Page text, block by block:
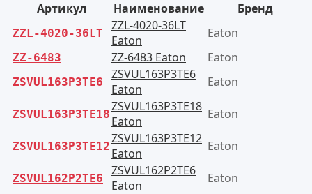
Артикул Наименование Бренд
ZZL-4020-36LT
ZZL-4020-36LT
Eaton
Eaton
ZZ-6483 ZZ-6483 Eaton Eaton
ZSVUL163P3TE6
ZSVUL163P3TE6
Eaton
Eaton
ZSVUL163P3TE18
ZSVUL163P3TE18
Eaton
Eaton
ZSVUL163P3TE12
ZSVUL163P3TE12
Eaton
Eaton
ZSVUL162P2TE6
ZSVUL162P2TE6
Eaton
Eaton